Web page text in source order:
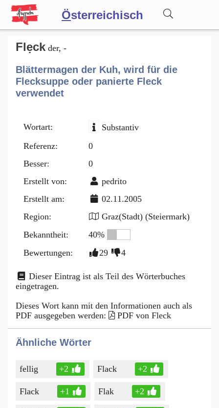
Österreichisch
Wörterbuch
Forum
Flẹck der, -
Blättermagen der Kuh, wird für die
Flecksuppe oder panierte Fleck
verwendet
Wortart:
Substantiv
Referenz:
0
Besser:
0
Erstellt von:
pedrito
Erstellt am:
02.11.2005
Region:
Graz(Stadt) (Steiermark)
Bekanntheit:
40%
Bewertungen:
29 4
Dieser Eintrag ist als Teil des Wörterbuches
eingetragen.
Dieses Wort kann mit den Informationen auch als
PDF ausgegeben werden:
PDF von Fleck
Ähnliche Wörter
fellig +2 Flack +2
Flack +1 Flak +2